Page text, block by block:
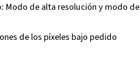
Modo de alta resolución y modo de
de los píxeles bajo pedido